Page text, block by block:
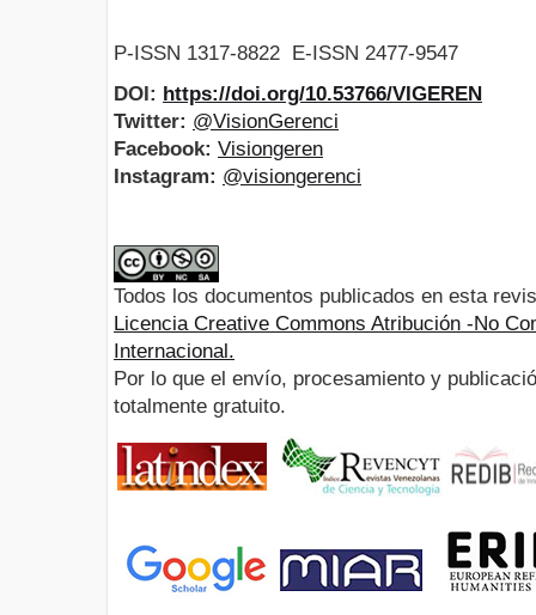
P-ISSN 1317-8822 E-ISSN 2477-9547
DOI: https://doi.org/10.53766/VIGEREN
Twitter: @VisionGerenci
Facebook: Visiongeren
Instagram: @visiongerenci
Todos los documentos publicados en esta
Licencia Creative Commons Atribución -No
Internacional.
Por lo que el envío, procesamiento y
totalmente gratuito.